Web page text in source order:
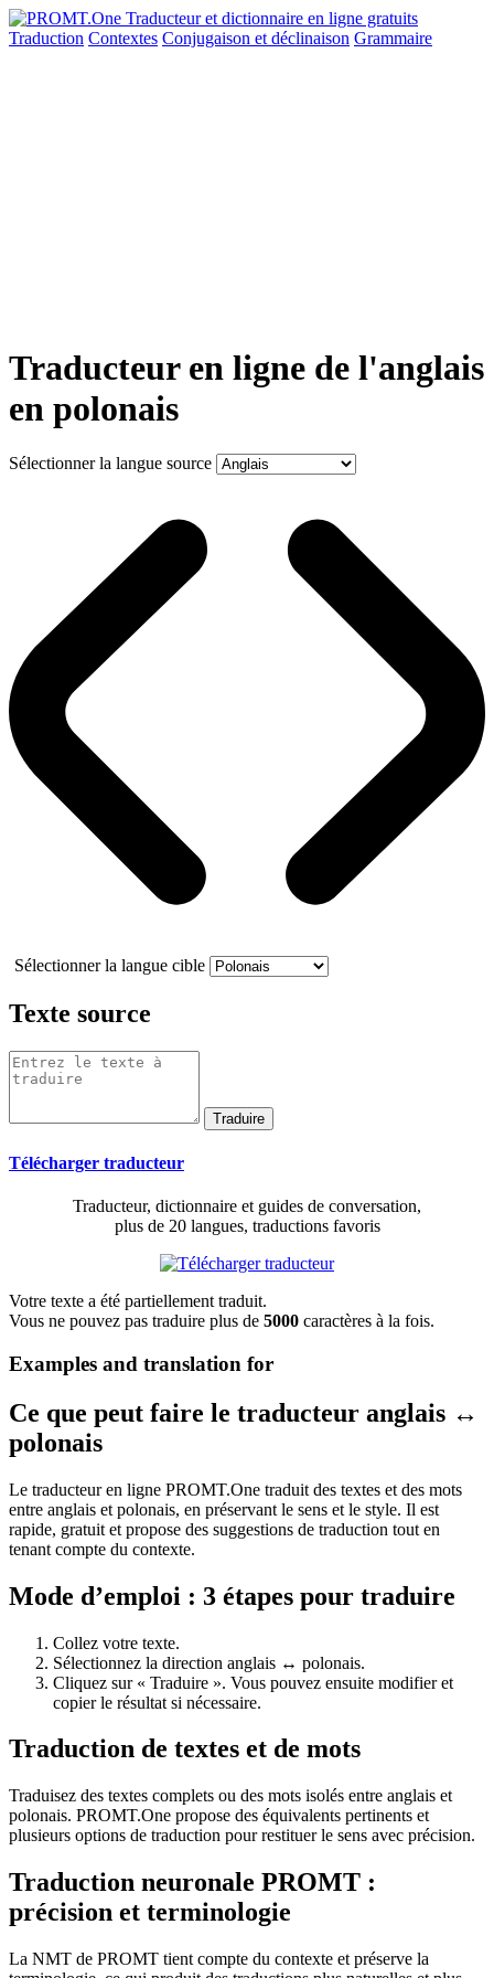
Traduction Contextes Conjugaison et déclinaison Grammaire
Traducteur en ligne de l'anglais
en polonais
Sélectionner la langue source
Sélectionner la langue cible
Texte source
Télécharger traducteur
Traducteur, dictionnaire et guides de conversation,
plus de 20 langues, traductions favoris
Votre texte a été partiellement traduit.
Vous ne pouvez pas traduire plus de 5000 caractères à la fois.
Examples and translation for
Ce que peut faire le traducteur anglais ↔
polonais
Le traducteur en ligne PROMT.One traduit des textes et des mots
entre anglais et polonais, en préservant le sens et le style. Il est
rapide, gratuit et propose des suggestions de traduction tout en
tenant compte du contexte.
Mode d’emploi : 3 étapes pour traduire
Collez votre texte.
Sélectionnez la direction anglais ↔ polonais.
Cliquez sur « Traduire ». Vous pouvez ensuite modifier et
copier le résultat si nécessaire.
Traduction de textes et de mots
Traduisez des textes complets ou des mots isolés entre anglais et
polonais. PROMT.One propose des équivalents pertinents et
plusieurs options de traduction pour restituer le sens avec précision.
Traduction neuronale PROMT :
précision et terminologie
La NMT de PROMT tient compte du contexte et préserve la